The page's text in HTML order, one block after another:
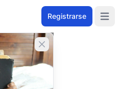
Registrarse
Cerrar banner